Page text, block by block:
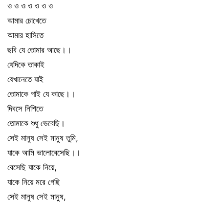
ও ও ও ও ও ও ও
আমার চোখেতে
আমার হাসিতে
ছবি যে তোমার আছে।।
যেদিকে তাকাই
যেখানেতে যাই
তোমাকে পাই যে কাছে।।
দিবসে নিশিতে
তোমাকে শুধু ভেবেছি।
সেই মানুষ সেই মানুষ তুমি,
যাকে আমি ভালোবেসেছি।।
বেসেছি যাকে নিয়ে,
যাকে নিয়ে মরে গেছি
সেই মানুষ সেই মানুষ,